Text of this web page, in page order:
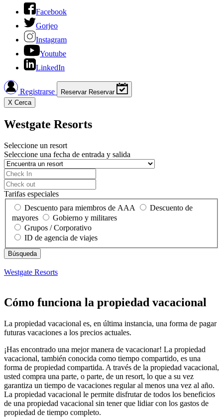
Facebook
Gorjeo
Instagram
Youtube
LinkedIn
Registrarse Reservar Reservar
X Cerca
Westgate Resorts
Seleccione un resort
Seleccione una fecha de entrada y salida
Tarifas especiales
Descuento para miembros de AAA
Descuento de
mayores
Gobierno y militares
Grupos / Corporativo
ID de agencia de viajes
Westgate Resorts
Cómo funciona la propiedad vacacional
La propiedad vacacional es, en última instancia, una forma de pagar
futuras vacaciones a los precios actuales.
¡Has encontrado una mejor manera de vacacionar! La propiedad
vacacional, también conocida como tiempo compartido, es una
forma de propiedad compartida. A través de la propiedad vacacional,
usted compra una parte, o parte, de un resort, lo que a su vez
garantiza un tiempo de vacaciones regular al menos una vez al año.
La propiedad vacacional le permite disfrutar de todos los beneficios
de una propiedad vacacional sin tener que lidiar con los gastos de
propiedad de tiempo completo.